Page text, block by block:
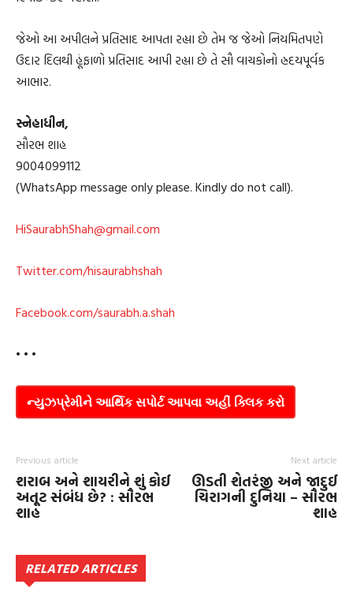
જેઓ આ અપીલને પ્રતિસાદ આપતા રહ્યા છે તેમ જ જેઓ નિયમિતપણે
ઉદાર દિલથી હૂંફાળો પ્રતિસાદ આપી રહ્યા છે તે સૌ વાચકોનો હ્રદયપૂર્વક
આભાર.
સ્નેહાધીન,
સૌરભ શાહ
9004099112
(WhatsApp message only please. Kindly do not call).
HiSaurabhShah@gmail.com
Twitter.com/hisaurabhshah
Facebook.com/saurabh.a.shah
• • •
ન્યુઝપ્રેમીને આર્થિક સપોર્ટ આપવા અહીં ક્લિક કરો
Previous article
શરાબ અને શાયરીને શું કોઈ
અતૂટ સંબંધ છે? : સૌરભ
શાહ
Next article
ઊડતી શેતરંજી અને જાદુઈ
ચિરાગની દુનિયા – સૌરભ
શાહ
RELATED ARTICLES